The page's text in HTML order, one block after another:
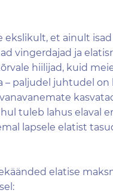
ekslikult, et ainult
vingerdajad ja
hiilijad, kuid
– paljudel juhtudel on
tuleb lahus elaval
lapsele elatist
elatise